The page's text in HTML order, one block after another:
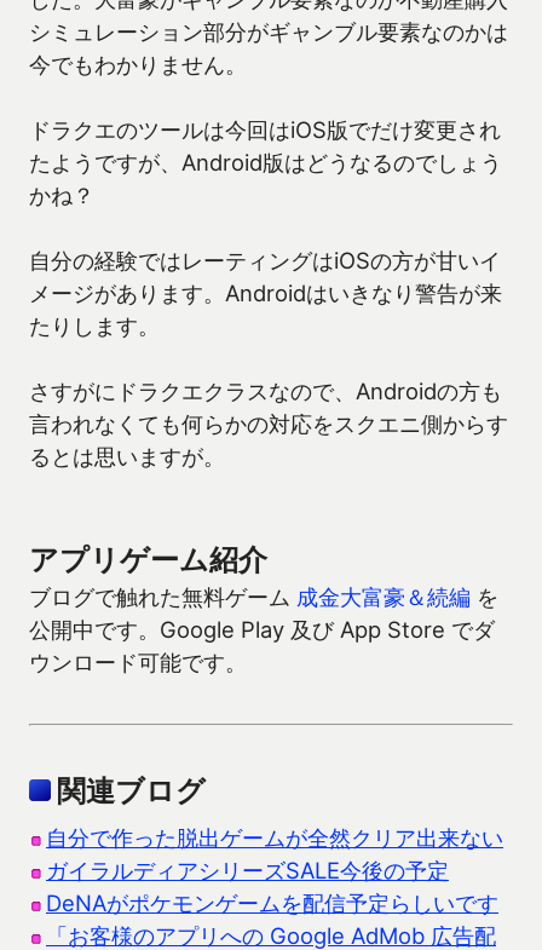
シミュレーション部分がギャンブル要素なのかは
今でもわかりません。
ドラクエのツールは今回はiOS版でだけ変更され
たようですが、Android版はどうなるのでしょう
かね？
自分の経験ではレーティングはiOSの方が甘いイ
メージがあります。Androidはいきなり警告が来
たりします。
さすがにドラクエクラスなので、Androidの方も
言われなくても何らかの対応をスクエニ側からす
るとは思いますが。
アプリゲーム紹介
ブログで触れた無料ゲーム 成金大富豪＆続編 を
公開中です。Google Play 及び App Store でダ
ウンロード可能です。
関連ブログ
自分で作った脱出ゲームが全然クリア出来ない
ガイラルディアシリーズSALE今後の予定
DeNAがポケモンゲームを配信予定らしいです
「お客様のアプリへの Google AdMob 広告配